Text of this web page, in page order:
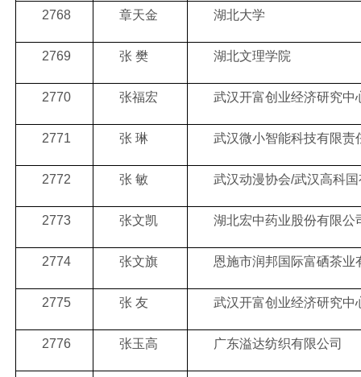
2768 章天金 湖北大学
2769 张 樊 湖北文理学院
2770 张福宏 武汉开富创业经济研究中
2771 张 琳 武汉微小智能科技有限责
2772 张 敏 武汉动漫协会/武汉高科
2773 张文凯 湖北宏中药业股份有限公
2774 张文旗 恩施市润邦国际富硒茶业
2775 张 友 武汉开富创业经济研究中
2776 张玉高 广东溢达纺织有限公司